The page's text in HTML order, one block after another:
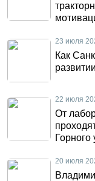
23 июля
Как
22 июля
От
Горного
20 июля